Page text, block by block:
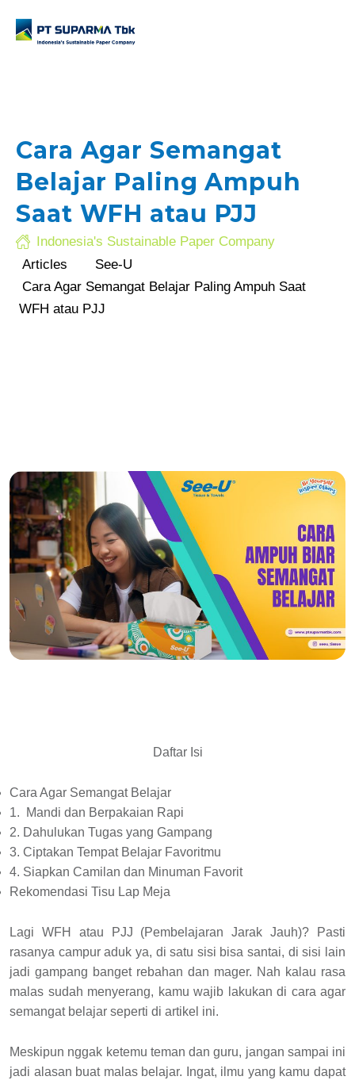
Cara Agar Semangat
Belajar Paling Ampuh
Saat WFH atau PJJ
Indonesia's Sustainable Paper Company
Articles
See-U
Cara Agar Semangat Belajar Paling Ampuh Saat
WFH atau PJJ
Daftar Isi
Cara Agar Semangat Belajar
1. Mandi dan Berpakaian Rapi
2. Dahulukan Tugas yang Gampang
3. Ciptakan Tempat Belajar Favoritmu
4. Siapkan Camilan dan Minuman Favorit
Rekomendasi Tisu Lap Meja
Lagi WFH atau PJJ (Pembelajaran Jarak Jauh)? Pasti
rasanya campur aduk ya, di satu sisi bisa santai, di sisi lain
jadi gampang banget rebahan dan mager. Nah kalau rasa
malas sudah menyerang, kamu wajib lakukan di cara agar
semangat belajar seperti di artikel ini.
Meskipun nggak ketemu teman dan guru, jangan sampai ini
jadi alasan buat malas belajar. Ingat, ilmu yang kamu dapat